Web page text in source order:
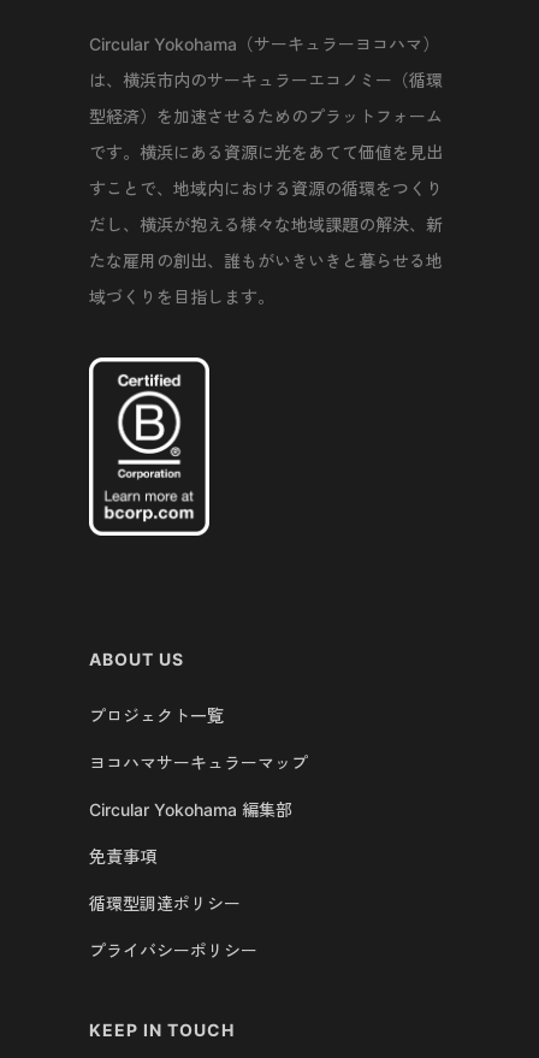
Circular Yokohama（サーキュラーヨコハマ）
は、横浜市内のサーキュラーエコノミー（循環
型経済）を加速させるためのプラットフォーム
です。横浜にある資源に光をあてて価値を見出
すことで、地域内における資源の循環をつくり
だし、横浜が抱える様々な地域課題の解決、新
たな雇用の創出、誰もがいきいきと暮らせる地
域づくりを目指します。
ABOUT US
プロジェクト一覧
ヨコハマサーキュラーマップ
Circular Yokohama 編集部
免責事項
循環型調達ポリシー
プライバシーポリシー
KEEP IN TOUCH